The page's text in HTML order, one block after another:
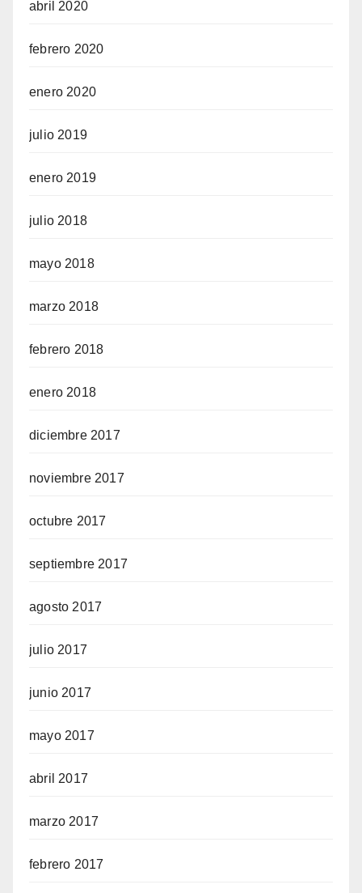
abril 2020
febrero 2020
enero 2020
julio 2019
enero 2019
julio 2018
mayo 2018
marzo 2018
febrero 2018
enero 2018
diciembre 2017
noviembre 2017
octubre 2017
septiembre 2017
agosto 2017
julio 2017
junio 2017
mayo 2017
abril 2017
marzo 2017
febrero 2017